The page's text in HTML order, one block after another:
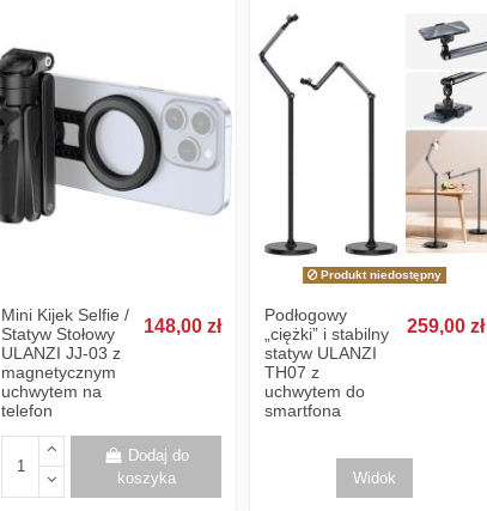
Mini Kijek Selfie /
Statyw Stołowy
ULANZI JJ-03 z
magnetycznym
uchwytem na
telefon
148,00 zł
Dodaj do
koszyka
Produkt niedostępny
Podłogowy
„ciężki” i stabilny
statyw ULANZI
TH07 z
uchwytem do
smartfona
259,00 zł
Widok